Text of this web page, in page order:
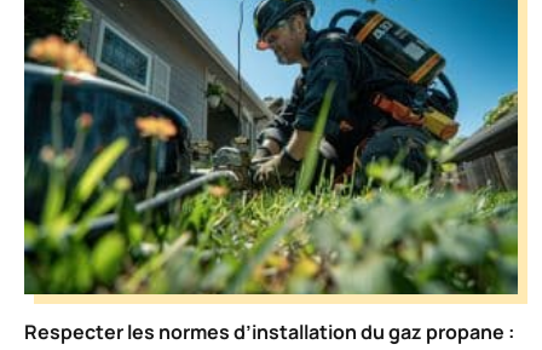
Respecter les normes d’installation du gaz propane :